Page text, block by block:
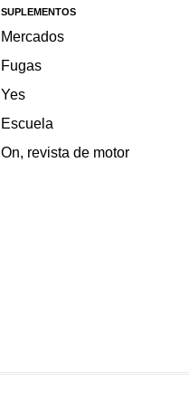
SUPLEMENTOS
Mercados
Fugas
Yes
Escuela
On, revista de motor